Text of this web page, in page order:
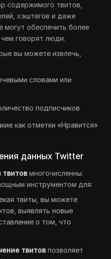
содержимого твитов,
хэштегов и даже
могут обеспечить более
говорят люди.
вы можете извлечь,
словами или
подписчиков
как отметки «Нравится»
данных Twitter
многочисленны.
инструментом для:
твиты, вы можете
выявлять новые
о том, что
твитов позволяет